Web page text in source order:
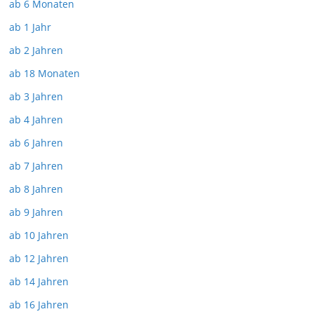
ab 6 Monaten
ab 1 Jahr
ab 2 Jahren
ab 18 Monaten
ab 3 Jahren
ab 4 Jahren
ab 6 Jahren
ab 7 Jahren
ab 8 Jahren
ab 9 Jahren
ab 10 Jahren
ab 12 Jahren
ab 14 Jahren
ab 16 Jahren